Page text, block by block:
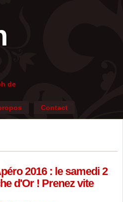
de
Contact
2016 : le samedi 2
d'Or ! Prenez vite